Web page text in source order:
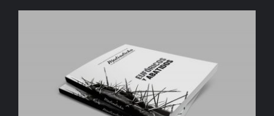
AÑADIR AL CARRITO / DETALLES